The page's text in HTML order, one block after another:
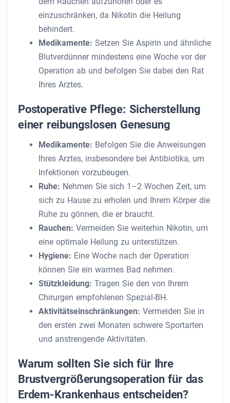
einzuschränken, da Nikotin die Heilung
behindert.
Medikamente: Setzen Sie Aspirin und ähnliche
Blutverdünner mindestens eine Woche vor der
Operation ab und befolgen Sie dabei den Rat
Ihres Arztes.
Postoperative Pflege: Sicherstellung
einer reibungslosen Genesung
Medikamente: Befolgen Sie die Anweisungen
Ihres Arztes, insbesondere bei Antibiotika, um
Infektionen vorzubeugen.
Ruhe: Nehmen Sie sich 1–2 Wochen Zeit, um
sich zu Hause zu erholen und Ihrem Körper die
Ruhe zu gönnen, die er braucht.
Rauchen: Vermeiden Sie weiterhin Nikotin, um
eine optimale Heilung zu unterstützen.
Hygiene: Eine Woche nach der Operation
können Sie ein warmes Bad nehmen.
Stützkleidung: Tragen Sie den von Ihrem
Chirurgen empfohlenen Spezial-BH.
Aktivitätseinschränkungen: Vermeiden Sie in
den ersten zwei Monaten schwere Sportarten
und anstrengende Aktivitäten.
Warum sollten Sie sich für Ihre
Brustvergrößerungsoperation für das
Erdem-Krankenhaus entscheiden?